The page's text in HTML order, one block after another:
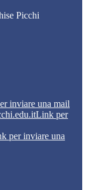
Picchi
inviare una mail
Link per
per inviare una